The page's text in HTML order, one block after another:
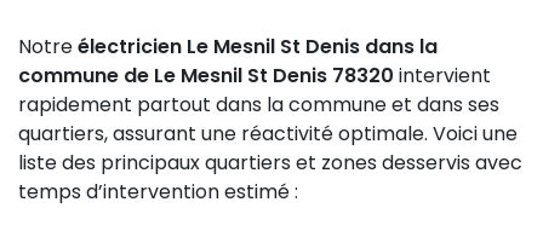
Notreélectricien Le Mesnil St Denis dans la
commune de Le Mesnil St Denis 78320 intervient
rapidement partout dans la commune et dans ses
quartiers, assurant une réactivité optimale. Voici une
liste des principaux quartiers et zones desservis avec
temps d’intervention estimé :